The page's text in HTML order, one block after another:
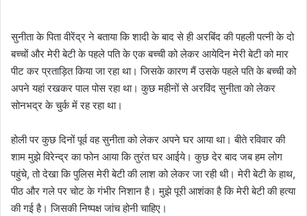
सुनीता के पिता वीरेंद्र ने बताया कि शादी के बाद से ही अरबिंद की पहली पत्नी के दो
बच्चों और मेरी बेटी के पहले पति के एक बच्ची को लेकर आयेदिन मेरी बेटी को मार
पीट कर प्रताड़ित किया जा रहा था। जिसके कारण मैं उसके पहले पति के बच्ची को
अपने यहां रखकर पाल पोस रहा था। कुछ महीनों से अरविंद सुनीता को लेकर
सोनभद्र के चुर्क में रह रहा था।
होली पर कुछ दिनों पूर्व वह सुनीता को लेकर अपने घर आया था। बीते रविवार की
शाम मुझे विरेन्द्र का फोन आया कि तुरंत घर आईये। कुछ देर बाद जब हम लोग
पहुंचे, तो देखा कि पुलिस मेरी बेटी की लाश को लेकर जा रही थी। मेरी बेटी के हाथ,
पीठ और गले पर चोट के गंभीर निशान है। मुझे पूरी आशंका है कि मेरी बेटी की हत्या
की गई है। जिसकी निष्पक्ष जांच होनी चाहिए।